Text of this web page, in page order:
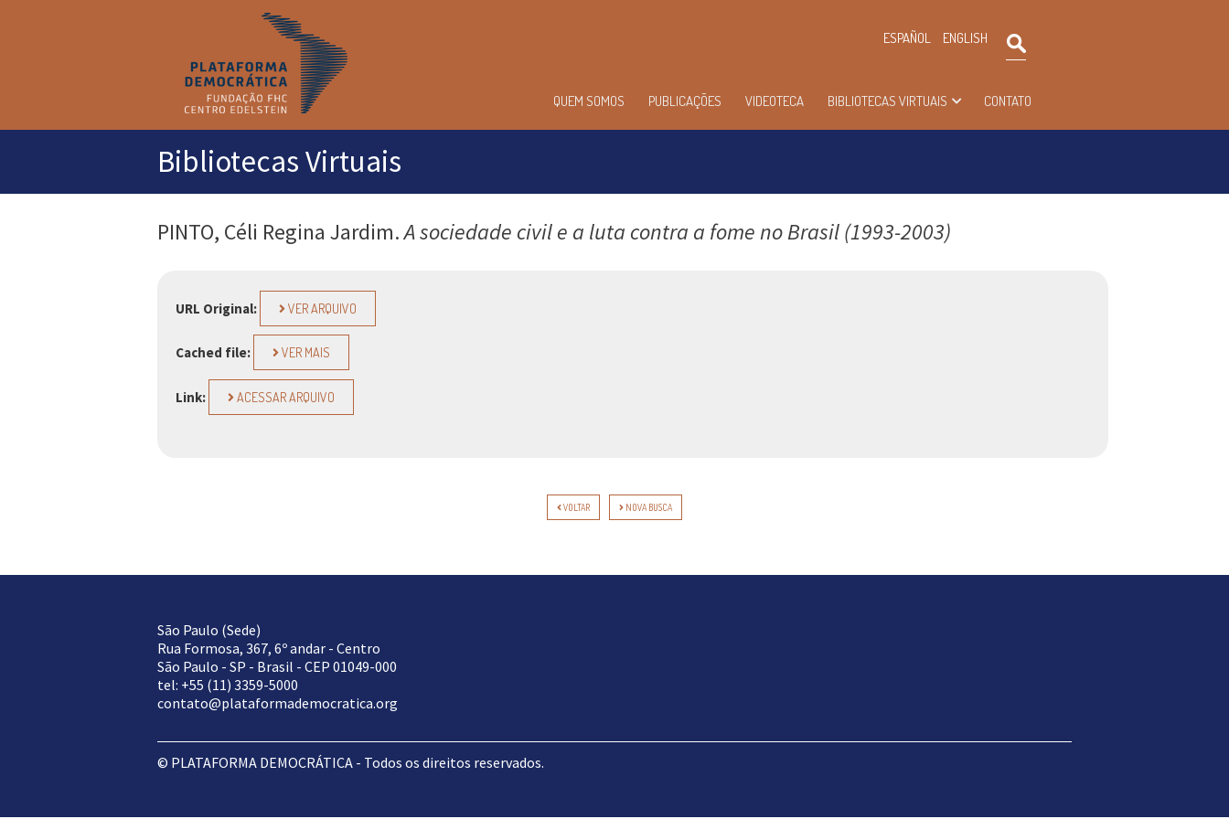
ESPAÑOL ENGLISH
QUEM SOMOS PUBLICAÇÕES VIDEOTECA BIBLIOTECAS VIRTUAIS CONTATO
Bibliotecas Virtuais
PINTO, Céli Regina Jardim.A sociedade civil e a luta contra a fome no Brasil (1993-2003)
URL Original: VER ARQUIVO
Cached file: VER MAIS
Link: ACESSAR ARQUIVO
VOLTAR NOVA BUSCA
São Paulo (Sede)
Rua Formosa, 367, 6º andar - Centro
São Paulo - SP - Brasil - CEP 01049-000
tel: +55 (11) 3359-5000
contato@plataformademocratica.org
© PLATAFORMA DEMOCRÁTICA - Todos os direitos reservados.